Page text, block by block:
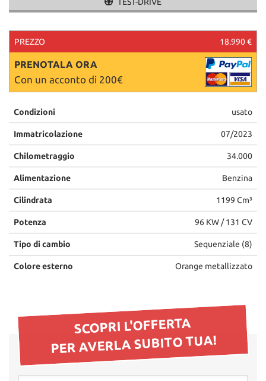
PREZZO 18.990 €
PRENOTALA ORA
Con un acconto di 200€
Condizioni usato
Immatricolazione 07/2023
Chilometraggio 34.000
Alimentazione Benzina
Cilindrata 1199 Cm³
Potenza 96 KW / 131 CV
Tipo di cambio Sequenziale (8)
Colore esterno Orange metallizzato
SCOPRI L'OFFERTA
PER AVERLA SUBITO TUA!